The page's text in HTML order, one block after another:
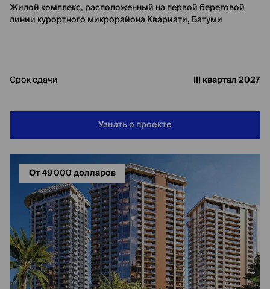
Жилой комплекс, расположенный на первой береговой
линии курортного микрорайона Квариати, Батуми
Срок сдачи III квартал 2027
Узнать о проекте
От 49 000 долларов